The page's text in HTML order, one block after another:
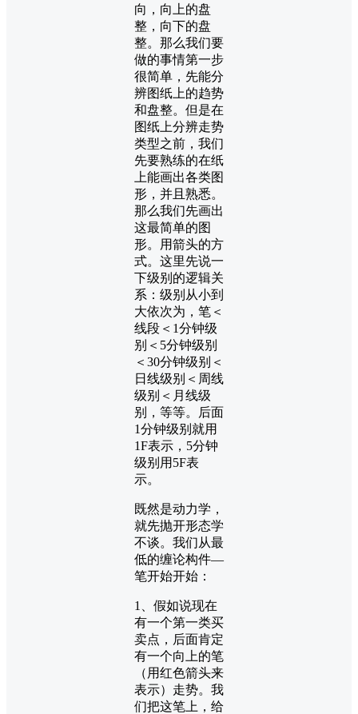
向，向上的盘
整，向下的盘
整。那么我们要
做的事情第一步
很简单，先能分
辨图纸上的趋势
和盘整。但是在
图纸上分辨走势
类型之前，我们
先要熟练的在纸
上能画出各类图
形，并且熟悉。
那么我们先画出
这最简单的图
形。用箭头的方
式。这里先说一
下级别的逻辑关
系：级别从小到
大依次为，笔＜
线段＜1分钟级
别＜5分钟级别
＜30分钟级别＜
日线级别＜周线
级别＜月线级
别，等等。后面
1分钟级别就用
1F表示，5分钟
级别用5F表
示。
既然是动力学，
就先抛开形态学
不谈。我们从最
低的缠论构件—
笔开始开始：
1、假如说现在
有一个第一类买
卖点，后面肯定
有一个向上的笔
（用红色箭头来
表示）走势。我
们把这笔上，给